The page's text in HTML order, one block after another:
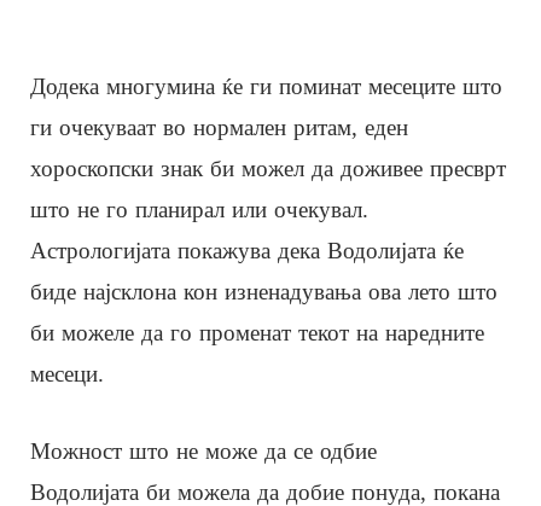
Додека многумина ќе ги поминат месеците што
ги очекуваат во нормален ритам, еден
хороскопски знак би можел да доживее пресврт
што не го планирал или очекувал.
Астрологијата покажува дека Водолијата ќе
биде најсклона кон изненадувања ова лето што
би можеле да го променат текот на наредните
месеци.
Можност што не може да се одбие
Водолијата би можела да добие понуда, покана